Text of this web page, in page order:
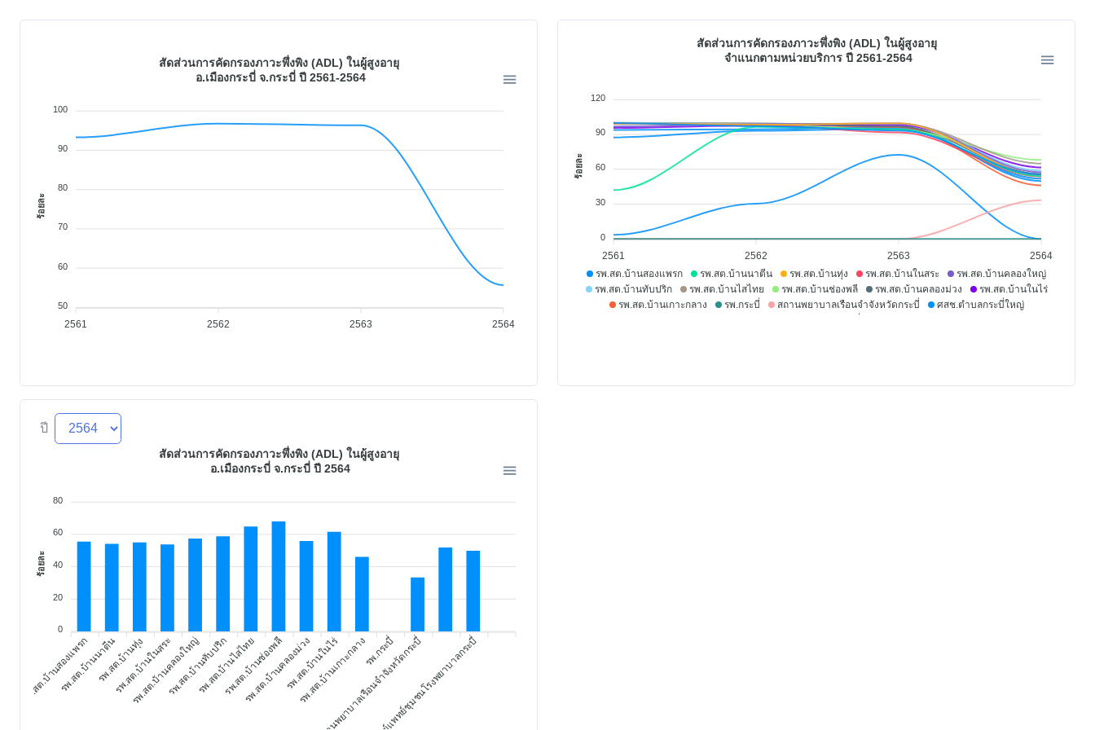
2561 2562 2563 2564
สัดส่วนการคัดกรองภาวะพึ่งพิง (ADL) ในผู้สูงอายุ
อ.เมืองกระบี่ จ.กระบี่ ปี 2561-2564
100
90
80
70
60
50
ร้อยละ
รพ.สต.บ้านสองแพรก รพ.สต.บ้านนาตีน รพ.สต.บ้านทุ่ง รพ.สต.บ้านในสระ
รพ.สต.บ้านคลองใหญ่
รพ.สต.บ้านทับปริก
รพ.สต.บ้านไสไทย รพ.สต.บ้านช่องพลี รพ.สต.บ้านคลองม่วง
รพ.สต.บ้านในไร่
รพ.สต.บ้านเกาะกลาง
รพ.กระบี่ สถานพยาบาลเรือนจำจังหวัดกระบี่
ศสช.ตำบลกระบี่ใหญ่
2561 2562 2563 2564
สัดส่วนการคัดกรองภาวะพึ่งพิง (ADL) ในผู้สูงอายุ
จำแนกตามหน่วยบริการ ปี 2561-2564
120
90
60
30
0
ร้อยละ
ปี
รพ.สต.บ้านสองแพรก
รพ.สต.บ้านนาตีนรพ.สต.บ้านทุ่ง
รพ.สต.บ้านในสระ
รพ.สต.บ้านคลองใหญ่
รพ.สต.บ้านทับปริก
รพ.สต.บ้านไสไทย
รพ.สต.บ้านช่องพลี
รพ.สต.บ้านคลองม่วงรพ.สต.บ้านในไร่
รพ.สต.บ้านเกาะกลางรพ.กระบี่
สถานพยาบาลเรือนจำจังหวัดกระบี่
ศูนย์แพทย์ชุมชนโรงพยาบาลกระบี่
สัดส่วนการคัดกรองภาวะพึ่งพิง (ADL) ในผู้สูงอายุ
อ.เมืองกระบี่ จ.กระบี่ ปี 2564
80
60
40
20
0
ร้อยละ